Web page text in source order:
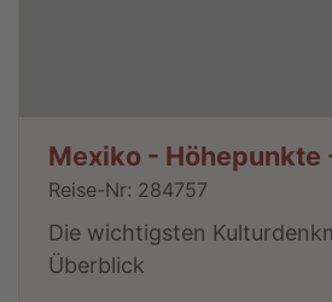
Mexiko - Höhepunkte
Reise-Nr: 284757
Die wichtigsten
Überblick